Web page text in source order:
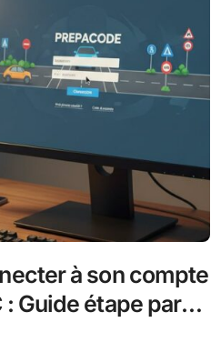
à son compte
: Guide étape par